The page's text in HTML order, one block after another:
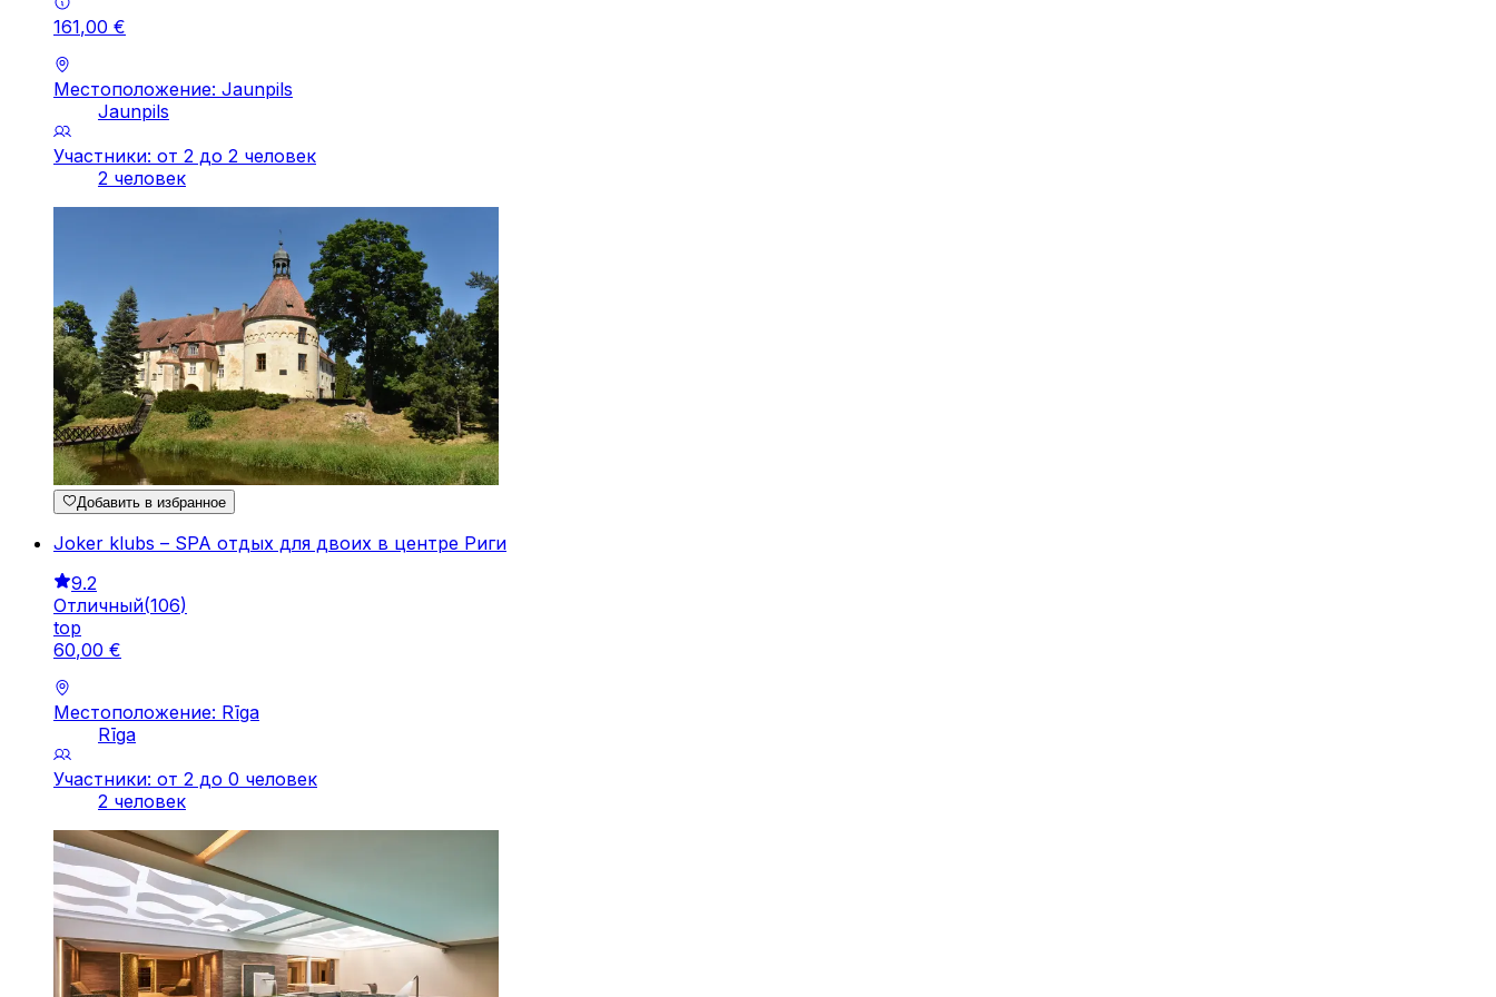
161,00 €
Местоположение: Jaunpils
Jaunpils
Участники: от 2 до 2 человек
2 человек
Добавить в избранное
Joker klubs – SPA отдых для двоих в центре Риги
9.2
Отличный(106)
top
60,00 €
Местоположение: Rīga
Rīga
Участники: от 2 до 0 человек
2 человек